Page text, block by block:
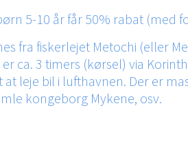
5-10 år får 50% rabat (med
fra fiskerlejet Metochi (eller
ca. 3 timers (kørsel) via
leje bil i lufthavnen. Der er
kongeborg Mykene, osv.